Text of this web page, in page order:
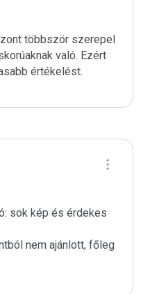
többször szerepel
való. Ezért
értékelést.
sok kép és érdekes
nem ajánlott, főleg